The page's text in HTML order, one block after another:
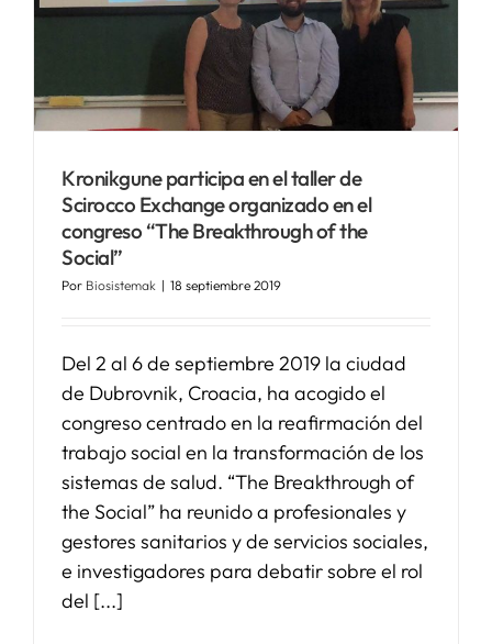
Kronikgune participa en el taller de
Scirocco Exchange organizado en el
congreso “The Breakthrough of the
Social”
Por Biosistemak | 18 septiembre 2019
Del 2 al 6 de septiembre 2019 la ciudad
de Dubrovnik, Croacia, ha acogido el
congreso centrado en la reafirmación del
trabajo social en la transformación de los
sistemas de salud. “The Breakthrough of
the Social” ha reunido a profesionales y
gestores sanitarios y de servicios sociales,
e investigadores para debatir sobre el rol
del [...]